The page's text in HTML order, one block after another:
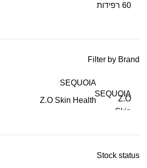
60 רפידות
Filter by Brand
SEQUOIA
SEQUOIA
Z.O
Skin
Z.O Skin Health
Stock status